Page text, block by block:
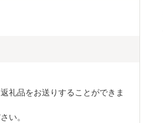
礼品をお送りすることができま
い。